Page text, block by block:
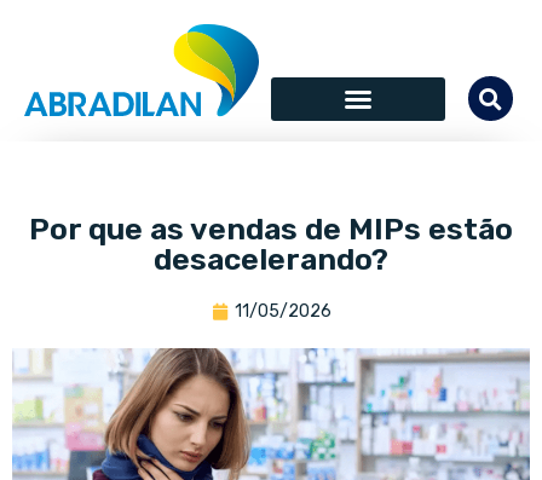
Por que as vendas de MIPs estão
desacelerando?
11/05/2026